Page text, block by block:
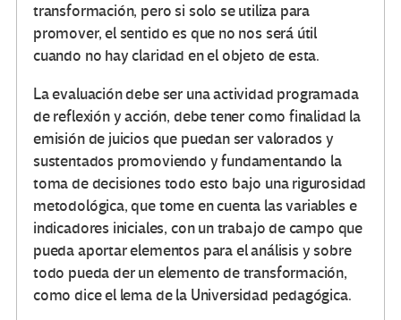
transformación, pero si solo se utiliza para
promover, el sentido es que no nos será útil
cuando no hay claridad en el objeto de esta.
La evaluación debe ser una actividad programada
de reflexión y acción, debe tener como finalidad la
emisión de juicios que puedan ser valorados y
sustentados promoviendo y fundamentando la
toma de decisiones todo esto bajo una rigurosidad
metodológica, que tome en cuenta las variables e
indicadores iniciales, con un trabajo de campo que
pueda aportar elementos para el análisis y sobre
todo pueda der un elemento de transformación,
como dice el lema de la Universidad pedagógica.